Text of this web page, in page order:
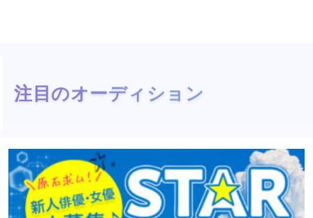
注目のオーディション